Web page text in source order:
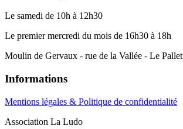
Le samedi de 10h à 12h30
Le premier mercredi du mois de 16h30 à 18h
Moulin de Gervaux - rue de la Vallée - Le Pallet
Informations
Mentions légales & Politique de confidentialité
Association La Ludo